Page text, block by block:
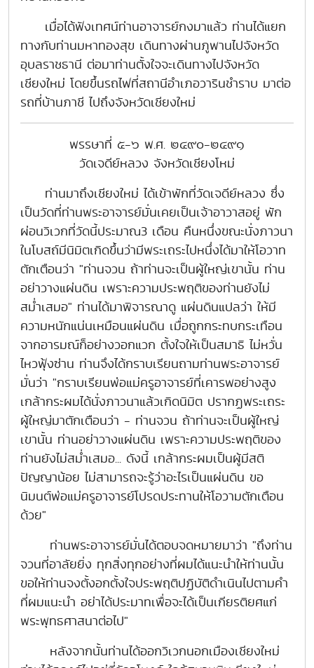
เมื่อได้ฟังเทศน์ท่านอาจารย์กงมาแล้ว ท่านได้แยก
ทางกับท่านมหาทองสุข เดินทางผ่านภูพานไปจังหวัด
อุบลราชธานี ต่อมาท่านตั้งใจจะเดินทางไปจังหวัด
เชียงใหม่ โดยขึ้นรถไฟที่สถานีอำเภอวารินชำราบ มาต่อ
รถที่บ้านภาชี ไปถึงจังหวัดเชียงใหม่
พรรษาที่ ๕-๖ พ.ศ. ๒๔๙๐-๒๔๙๑
วัดเจดีย์หลวง จังหวัดเชียงโหม่
ท่านมาถึงเชียงใหม่ ได้เข้าพักที่วัดเจดีย์หลวง ซึ่ง
เป็นวัดที่ท่านพระอาจารย์มั่นเคยเป็นเจ้าอาวาสอยู่ พัก
ผ่อนวิเวกที่วัดนี้ประมาณ3 เดือน คืนหนึ่งขณะนั่งภาวนา
ในโบสถ์มีนิมิตเกิดขึ้นว่ามีพระเถระไปหนึ่งได้มาให้โอวาท
ตักเตือนว่า "ท่านจวน ถ้าท่านจะเป็นผู้ใหญ่เขานั้น ท่าน
อย่าวางแผ่นดิน เพราะความประพฤติของท่านยังไม่
สม่ำเสมอ" ท่านได้มาพิจารณาดู แผ่นดินแปลว่า ให้มี
ความหนักแน่นเหมือนแผ่นดิน เมื่อถูกกระทบกระเทือน
จากอารมณ์ก็อย่างวอกแวก ตั้งใจให้เป็นสมาธิ ไม่หวั่น
ไหวฟุ้งซ่าน ท่านจึงได้กราบเรียนถามท่านพระอาจารย์
มั่นว่า "กราบเรียนพ่อแม่ครูอาจารย์ที่เคารพอย่างสูง
เกล้ากระผมได้นั่งภาวนาแล้วเกิดนิมิต ปรากฏพระเถระ
ผู้ใหญ่มาตักเตือนว่า - ท่านจวน ถ้าท่านจะเป็นผู้ใหญ่
เขานั้น ท่านอย่าวางแผ่นดิน เพราะความประพฤติของ
ท่านยังไม่สม่ำเสมอ... ดังนี้ เกล้ากระผมเป็นผู้มีสติ
ปัญญาน้อย ไม่สามารถจะรู้ว่าอะไรเป็นแผ่นดิน ขอ
นิมนต์พ่อแม่ครูอาจารย์โปรดประทานให้โอวามตักเตือน
ด้วย"
ท่านพระอาจารย์มั่นได้ตอบจดหมายมาว่า "ถึงท่าน
จวนที่อาลัยยิ่ง ทุกสิ่งทุกอย่างที่ผมได้แนะนำให้ท่านนั้น
ขอให้ท่านจงตั้งอกตั้งใจประพฤติปฏิบัติดำเนินไปตามคำ
ที่ผมแนะนำ อย่าได้ประมาทเพื่อจะได้เป็นเกียรติยศแก่
พระพุทธศาสนาต่อไป"
หลังจากนั้นท่านได้ออกวิเวกนอกเมืองเชียงใหม่